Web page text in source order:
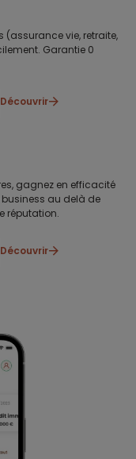
(assurance vie, retraite,
Garantie 0
Découvrir
gagnez en efficacité
business au delà de
réputation.
Découvrir